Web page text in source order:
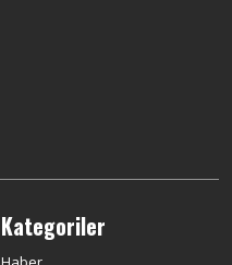
Kategoriler